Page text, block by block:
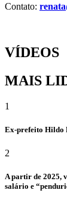
Contato:
VÍDEOS
MAIS
1
Ex-prefeito Hildo
2
A partir de 2025,
salário e